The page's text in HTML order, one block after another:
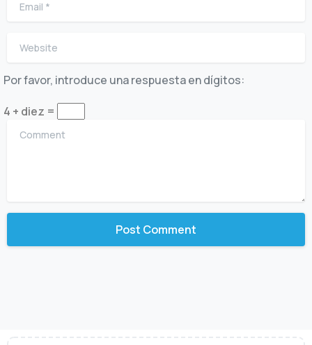
Por favor, introduce una respuesta en dígitos:
4 + diez =